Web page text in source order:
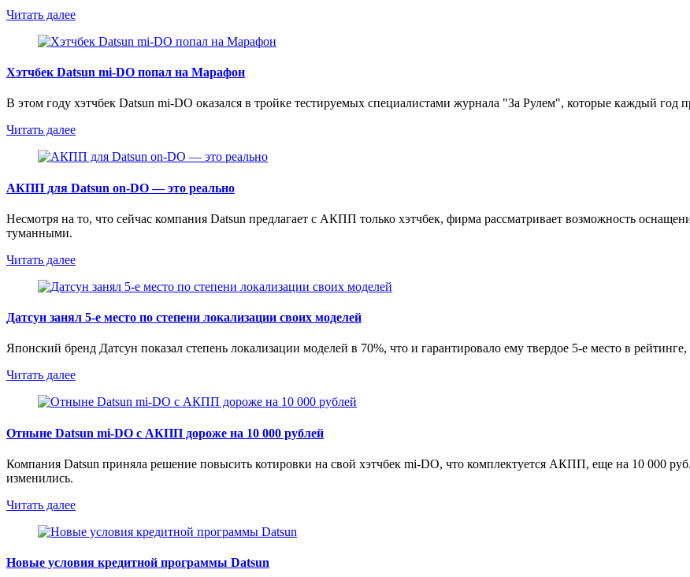
Читать далее
Хэтчбек Datsun mi-DO попал на Марафон
В этом году хэтчбек Datsun mi-DO оказался в тройке тестируемых специалистами журнала "За Рулем", которые каждый
Читать далее
АКПП для Datsun on-DO — это реально
Несмотря на то, что сейчас компания Datsun предлагает с АКПП только хэтчбек, фирма рассматривает возможность
туманными.
Читать далее
Датсун занял 5-е место по степени локализации своих моделей
Японский бренд Датсун показал степень локализации моделей в 70%, что и гарантировало ему твердое 5-е место в
Читать далее
Отныне Datsun mi-DO с АКПП дороже на 10 000 рублей
Компания Datsun приняла решение повысить котировки на свой хэтчбек mi-DO, что комплектуется АКПП, еще на 10 000
изменились.
Читать далее
Новые условия кредитной программы Datsun